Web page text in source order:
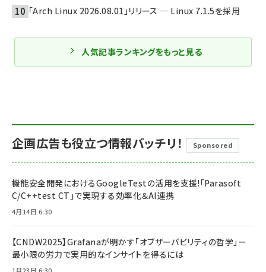
「Arch Linux 2026.08.01」リリース ─ Linux 7.1.5を採用
人気記事ランキングをもっと見る
企画広告も役立つ情報バッチリ！ Sponsored
機能安全開発におけるGoogleTestの活用を支援!「Parasoft
C/C++test CT」で実現する効率化＆AI連携
4月14日 6:30
【CNDW2025】Grafanaが明かす「オブザーバビリティの哲学」ー
最小限の労力で実用的なインサイトを得るには